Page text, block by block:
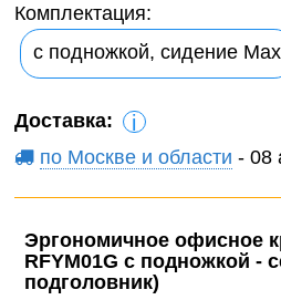
Комплектация:
с подножкой, сидение Max
Доставка: i
по Москве и области - 08
Эргономичное офисное
RFYM01G с подножкой -
подголовник)